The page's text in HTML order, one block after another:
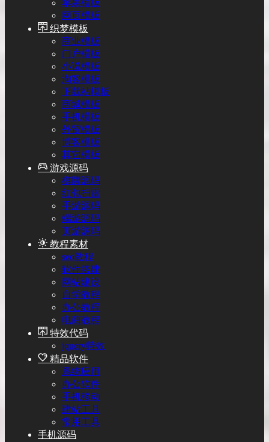
苹果模板
网页模板
织梦模板
商业模板
门户模板
小说模板
淘客模板
下载站模板
商城模板
手机模板
外贸模板
博客模板
其它模板
游戏源码
棋牌源码
红包扫雷
手游源码
端游源码
页游源码
教程素材
seo教程
软件搭建
网站建设
自学教程
办公教程
电商教程
特效代码
jquery特效
精品软件
系统应用
办公软件
手机移动
建站工具
常用工具
手机源码